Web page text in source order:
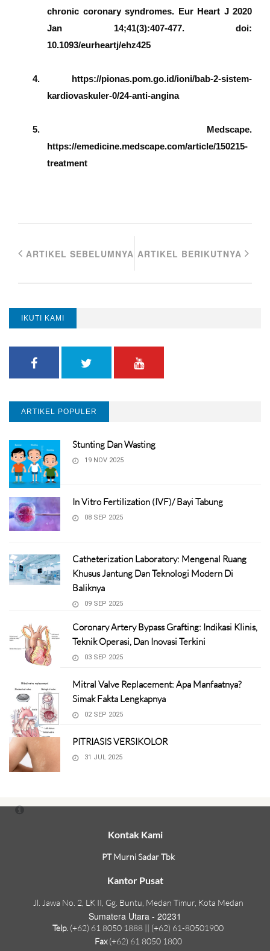
chronic coronary syndromes. Eur Heart J 2020
Jan 14;41(3):407-477. doi:
10.1093/eurheartj/ehz425
4.
https://pionas.pom.go.id/ioni/bab-2-sistem-
kardiovaskuler-0/24-anti-angina
5.
Medscape.
https://emedicine.medscape.com/article/150215-
treatment
ARTIKEL SEBELUMNYA ARTIKEL BERIKUTNYA
IKUTI KAMI
ARTIKEL POPULER
Stunting Dan Wasting
19 NOV 2025
In Vitro Fertilization (IVF)/ Bayi Tabung
08 SEP 2025
Catheterization Laboratory: Mengenal Ruang
Khusus Jantung Dan Teknologi Modern Di
Baliknya
09 SEP 2025
Coronary Artery Bypass Grafting: Indikasi Klinis,
Teknik Operasi, Dan Inovasi Terkini
03 SEP 2025
Mitral Valve Replacement: Apa Manfaatnya?
Simak Fakta Lengkapnya
02 SEP 2025
PITRIASIS VERSIKOLOR
31 JUL 2025
Kontak Kami
PT Murni Sadar Tbk
Kantor Pusat
Jl. Jawa No. 2, LK II, Gg. Buntu, Medan Timur, Kota Medan
Sumatera Utara - 20231
Telp. (+62) 61 8050 1888 || (+62) 61-80501900
Fax(+62) 61 8050 1800